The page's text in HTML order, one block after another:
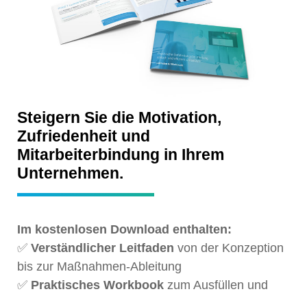
Steigern Sie die Motivation,
Zufriedenheit und
Mitarbeiterbindung in Ihrem
Unternehmen.
Im kostenlosen Download enthalten:
✅ Verständlicher Leitfaden von der Konzeption
bis zur Maßnahmen-Ableitung
✅ Praktisches Workbook zum Ausfüllen und